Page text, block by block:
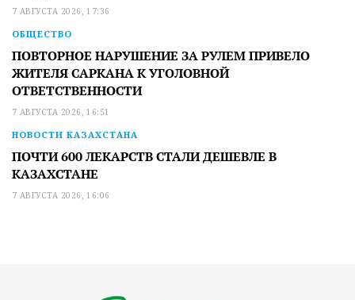
7 АВГУСТА 2026, 17:36
ОБЩЕСТВО
ПОВТОРНОЕ НАРУШЕНИЕ ЗА РУЛЕМ ПРИВЕЛО
ЖИТЕЛЯ САРКАНА К УГОЛОВНОЙ
ОТВЕТСТВЕННОСТИ
7 АВГУСТА 2026, 16:51
НОВОСТИ КАЗАХСТАНА
ПОЧТИ 600 ЛЕКАРСТВ СТАЛИ ДЕШЕВЛЕ В
КАЗАХСТАНЕ
7 АВГУСТА 2026, 16:06